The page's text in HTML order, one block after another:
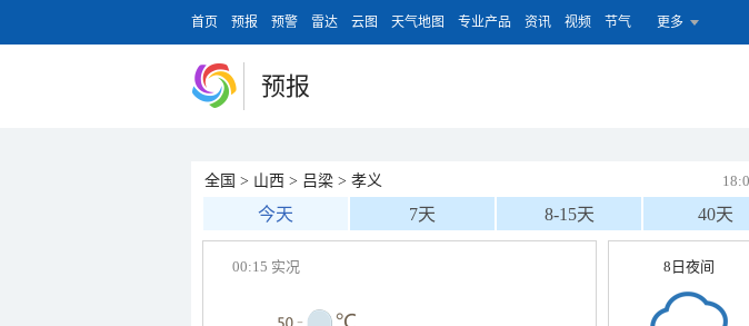
首页 预报 预警 雷达 云图 天气地图 专业产品 资讯 视频 节气 更多
预报
全国 > 山西 > 吕梁 > 孝义
今天 7天 8-15天 40天
00:15 实况 8日夜间